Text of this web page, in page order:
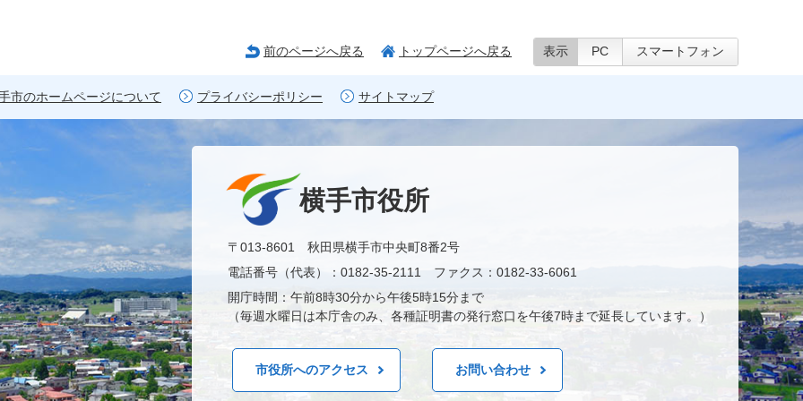
前のページへ戻る トップページへ戻る 表示 PC スマートフォン
市のホームページについて プライバシーポリシー サイトマップ
横手市役所
〒013-8601 秋田県横手市中央町8番2号
電話番号（代表）：0182-35-2111 ファクス：0182-33-6061
開庁時間：午前8時30分から午後5時15分まで
（毎週水曜日は本庁舎のみ、各種証明書の発行窓口を午後7時まで延長しています。）
市役所へのアクセス お問い合わせ